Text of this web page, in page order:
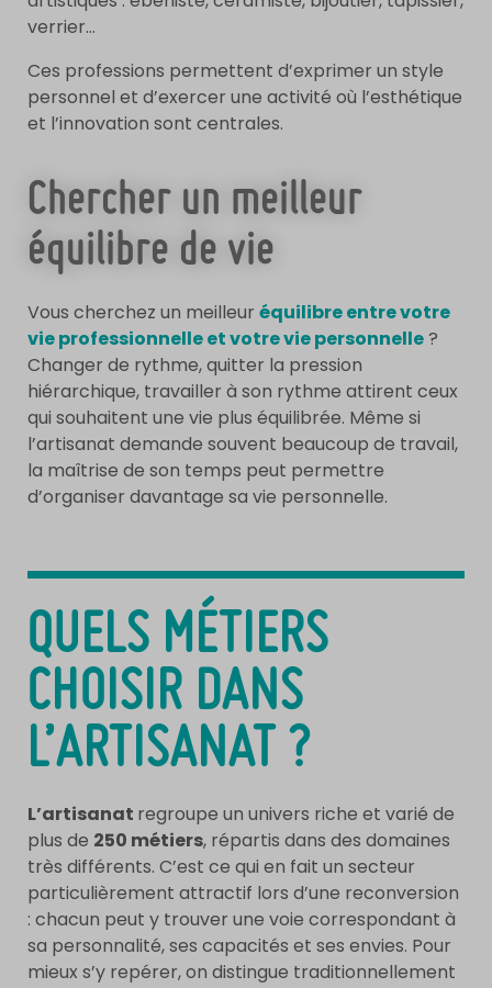
verrier…
Ces professions permettent d’exprimer un style
personnel et d’exercer une activité où l’esthétique
et l’innovation sont centrales.
Chercher un meilleur
équilibre de vie
Vous cherchez un meilleur équilibre entre votre
vie professionnelle et votre vie personnelle?
Changer de rythme, quitter la pression
hiérarchique, travailler à son rythme attirent ceux
qui souhaitent une vie plus équilibrée. Même si
l’artisanat demande souvent beaucoup de travail,
la maîtrise de son temps peut permettre
d’organiser davantage sa vie personnelle.
QUELS MÉTIERS
CHOISIR DANS
L’ARTISANAT ?
L’artisanat regroupe un univers riche et varié de
plus de 250 métiers, répartis dans des domaines
très différents. C’est ce qui en fait un secteur
particulièrement attractif lors d’une reconversion
: chacun peut y trouver une voie correspondant à
sa personnalité, ses capacités et ses envies. Pour
mieux s’y repérer, on distingue traditionnellement